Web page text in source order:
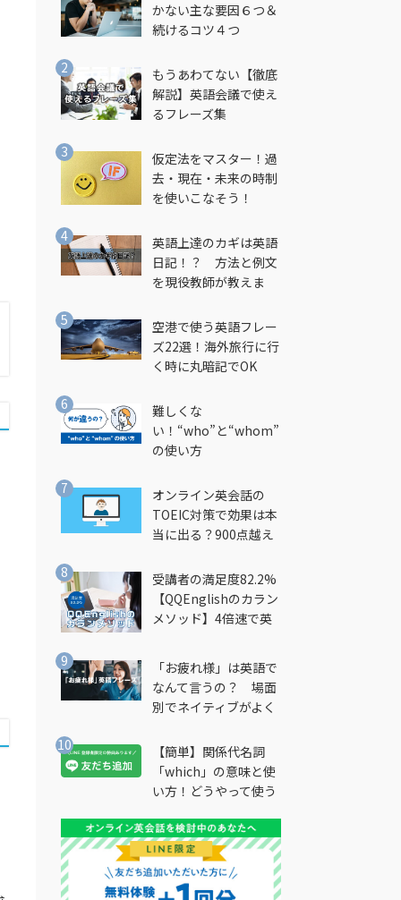
かない主な要因６つ＆
続けるコツ４つ
もうあわてない【徹底
解説】英語会議で使え
るフレーズ集
仮定法をマスター！過
去・現在・未来の時制
を使いこなそう！
英語上達のカギは英語
日記！？ 方法と例文
を現役教師が教えま
空港で使う英語フレー
ズ22選！海外旅行に行
く時に丸暗記でOK
難しくな
い！“who”と“whom”
の使い方
オンライン英会話の
TOEIC対策で効果は本
当に出る？900点越え
受講者の満足度82.2%
【QQEnglishのカラン
メソッド】4倍速で英
法とは？
「お疲れ様」は英語で
なんて言うの？ 場面
別でネイティブがよく
説
【簡単】関係代名詞
「which」の意味と使
い方！どうやって使う